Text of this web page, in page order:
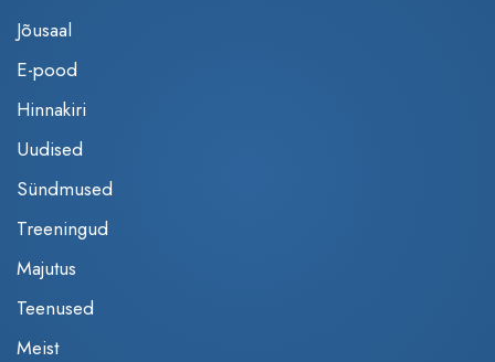
Jõusaal
E-pood
Hinnakiri
Uudised
Sündmused
Treeningud
Majutus
Teenused
Meist